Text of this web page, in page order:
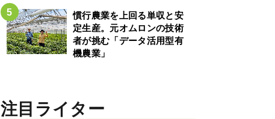
慣行農業を上回る単収と安
定生産。元オムロンの技術
者が挑む「データ活用型有
機農業」
注目ライター